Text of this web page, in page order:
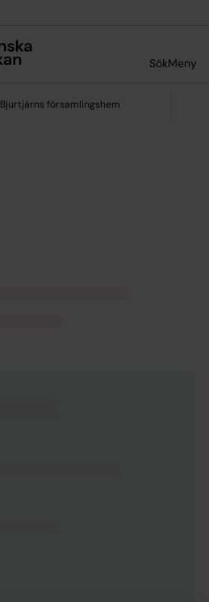
SökMeny
Bjurtjärns församlingshem